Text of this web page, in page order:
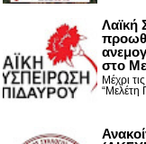
Λαϊκή
στο
Μέχρι
“Μελέτη